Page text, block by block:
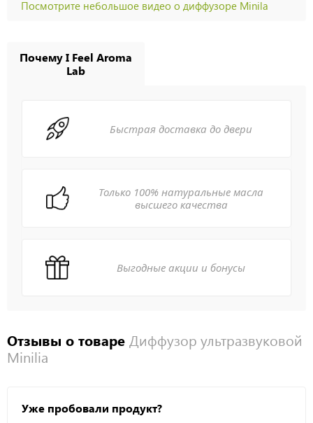
Посмотрите небольшое видео о диффузоре Minila
Почему I Feel Aroma
Lab
Быстрая доставка до двери
Только 100% натуральные масла
высшего качества
Выгодные акции и бонусы
Отзывы о товаре Диффузор ультразвуковой
Minilia
Уже пробовали продукт?